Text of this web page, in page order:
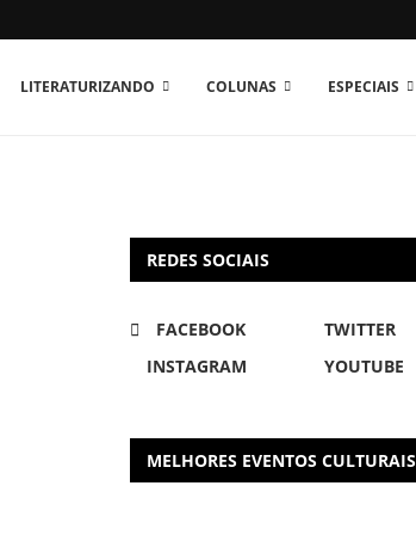
LITERATURIZANDO COLUNAS ESPECIAIS
REDES SOCIAIS
FACEBOOK
TWITTER
INSTAGRAM
YOUTUBE
MELHORES EVENTOS CULTURAIS